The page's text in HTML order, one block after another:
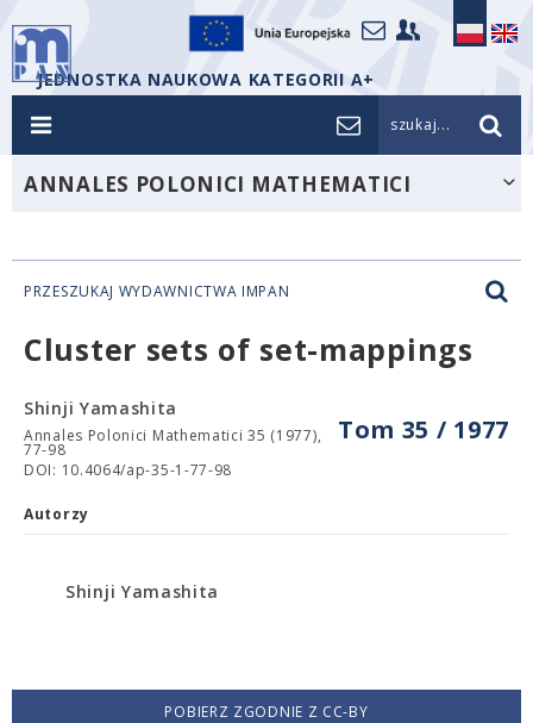
JEDNOSTKA NAUKOWA KATEGORII A+
szukaj...
ANNALES POLONICI MATHEMATICI
PRZESZUKAJ WYDAWNICTWA IMPAN
Cluster sets of set-mappings
Tom 35 / 1977
Shinji Yamashita
Annales Polonici Mathematici 35 (1977),
77-98
DOI: 10.4064/ap-35-1-77-98
Autorzy
Shinji Yamashita
POBIERZ ZGODNIE Z CC-BY